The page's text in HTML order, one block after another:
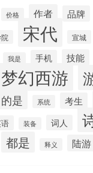
价格 作者 品牌
宋代 宣城
我是 手机 技能
梦幻西游
的是 系统 考生
装备 词人
都是 释义 陆游